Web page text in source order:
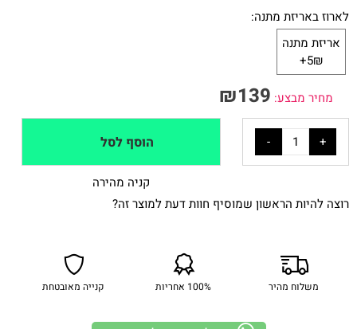
לארוז באריזת מתנה:
אריזת מתנה
5₪+
מחיר מבצע: ₪139
הוסף לסל
קניה מהירה
רוצה להיות הראשון שמוסיף חוות דעת למוצר זה?
משלוח מהיר 100% אחריות קנייה מאובטחת